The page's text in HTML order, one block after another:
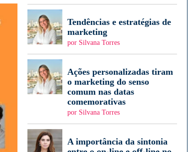
Tendências e estratégias de
marketing
por Silvana Torres
Ações personalizadas tiram
o marketing do senso
comum nas datas
comemorativas
por Silvana Torres
A importância da sintonia